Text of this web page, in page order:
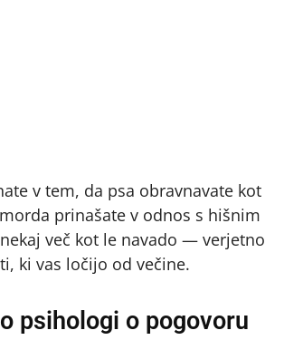
v tem, da psa obravnavate kot
prinašate v odnos s hišnim
več kot le navado — verjetno
ki vas ločijo od večine.
psihologi o pogovoru